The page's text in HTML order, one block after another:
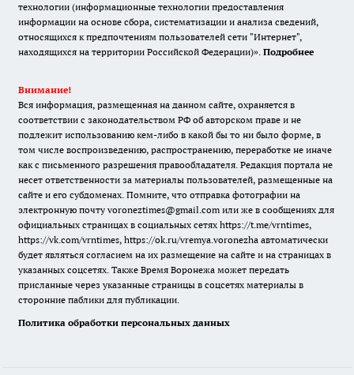
технологии (информационные технологии предоставления
информации на основе сбора, систематизации и анализа сведений,
относящихся к предпочтениям пользователей сети "Интернет",
находящихся на территории Российской Федерации)». Подробнее
Внимание!
Вся информация, размещенная на данном сайте, охраняется в
соответствии с законодательством РФ об авторском праве и не
подлежит использованию кем-либо в какой бы то ни было форме, в
том числе воспроизведению, распространению, переработке не иначе
как с письменного разрешения правообладателя. Редакция портала не
несет ответственности за материалы пользователей, размещенные на
сайте и его субдоменах. Помните, что отправка фотографии на
электронную почту voroneztimes@gmail.com или же в сообщениях для
официальных страницах в социальных сетях https://t.me/vrntimes,
https://vk.com/vrntimes, https://ok.ru/vremya.voronezha автоматически
будет являться согласием на их размещение на сайте и на страницах в
указанных соцсетях. Также Время Воронежа может передать
присланные через указанные страницы в соцсетях материалы в
сторонние паблики для публикации.
Политика обработки персональных данных